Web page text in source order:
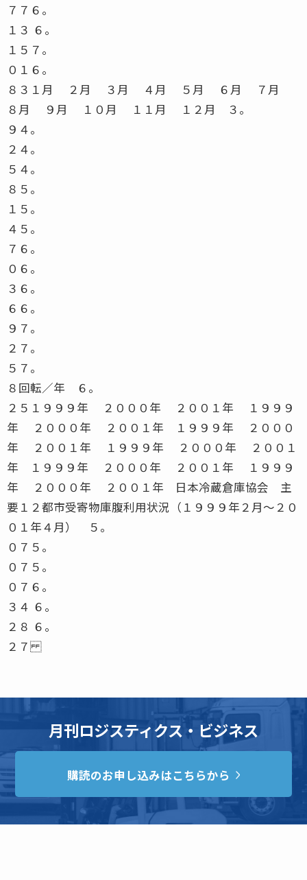
７７６。
１３ ６。
１５７。
０１６。
８３１月 ２月 ３月 ４月 ５月 ６月 ７月
８月 ９月 １０月 １１月 １２月 ３。
９４。
２４。
５４。
８５。
１５。
４５。
７６。
０６。
３６。
６６。
９７。
２７。
５７。
８回転／年 ６。
２５１９９９年 ２０００年 ２００１年 １９９９
年 ２０００年 ２００１年 １９９９年 ２０００
年 ２００１年 １９９９年 ２０００年 ２００１
年 １９９９年 ２０００年 ２００１年 １９９９
年 ２０００年 ２００１年 日本冷蔵倉庫協会 主
要１２都市受寄物庫腹利用状況（１９９９年２月〜２０
０１年４月） ５。
０７５。
０７５。
０７６。
３４ ６。
２８ ６。
２７
月刊ロジスティクス・ビジネス
購読のお申し込みはこちらから